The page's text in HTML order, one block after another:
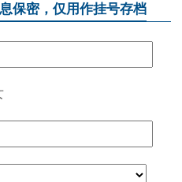
保密，仅用作挂号存档